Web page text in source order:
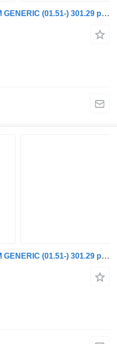
Feu de stationnement SIM GENERIC (01.51-) 301.29 pour tracteur routier GENERIC (01.51-)
Feu de stationnement SIM GENERIC (01.51-) 301.29 pour tracteur routier GENERIC (01.51-)